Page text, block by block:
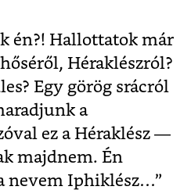
én?! Hallottatok már
Héraklészról?
Egy görög srácról
a
ez a Héraklész —
majdnem. Én
nevem Iphiklész…”